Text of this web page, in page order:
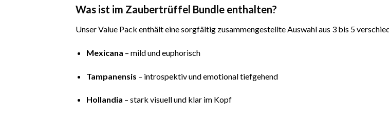
Was ist im Zaubertrüffel Bundle enthalten?
Unser Value Pack enthält eine sorgfältig zusammengestellte Auswahl aus 3 bis 5
Mexicana – mild und euphorisch
Tampanensis – introspektiv und emotional tiefgehend
Hollandia – stark visuell und klar im Kopf